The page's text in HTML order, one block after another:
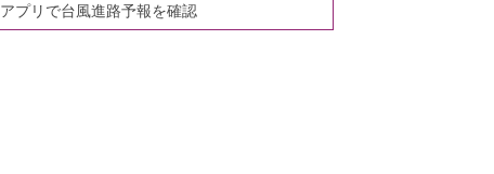
アプリで台風進路予報を確認